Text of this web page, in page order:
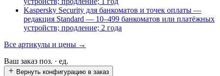
Kaspersky Security для банкоматов и точек оплаты —
редакция Standard — 10–499 банкоматов или платёжных
устройств; продление; 2 года
Все артикулы и цены →
Ваш заказ поз. · ед.
Вернуть конфигурацию в заказ